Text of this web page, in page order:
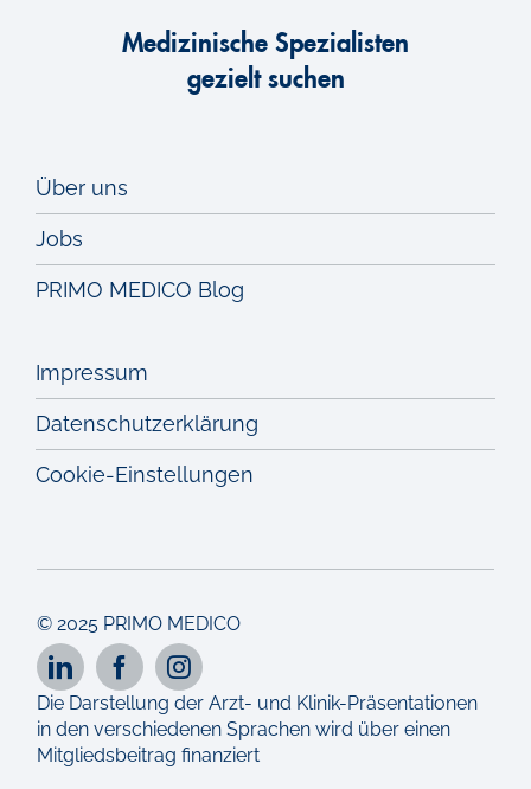
Medizinische Spezialisten
gezielt suchen
Über uns
Jobs
PRIMO MEDICO Blog
Impressum
Datenschutzerklärung
Cookie-Einstellungen
© 2025 PRIMO MEDICO
Die Darstellung der Arzt- und Klinik-Präsentationen
in den verschiedenen Sprachen wird über einen
Mitgliedsbeitrag finanziert